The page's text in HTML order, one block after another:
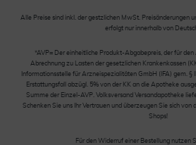
Alle Preise sind inkl. der gestzlichen MwSt. Preisänderungen
erfolgt nur innerhalb von
*AVP= Der einheitliche Produkt-Abgabepreis, der für
Abrechnung zu Lasten der gesetzlichen Krankenkassen
Informationsstelle für Arzneispezialitäten GmbH (IFA) gem. §
Erstattungsfall abzügl. 5% von der KK an die Apotheke
Summe der Einzel-AVP. Volksversand Versandapotheke
Schenken Sie uns Ihr Vertrauen und überzeugen Sie sich von
Shops!
Für den Widerruf einer Bestellung nutzen